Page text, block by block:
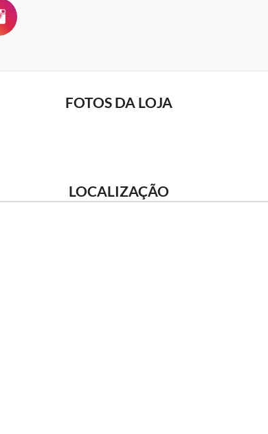
FOTOS DA LOJA
LOCALIZAÇÃO